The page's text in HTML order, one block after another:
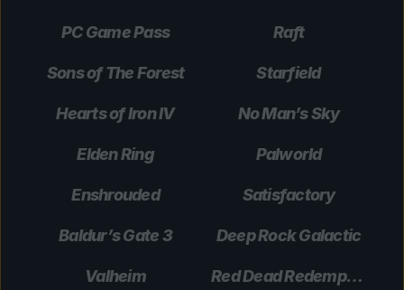
PC Game Pass Raft
Sons of The Forest Starfield
Hearts of Iron IV No Man’s Sky
Elden Ring Palworld
Enshrouded Satisfactory
Baldur’s Gate 3 Deep Rock Galactic
Valheim Red Dead Redemption 2